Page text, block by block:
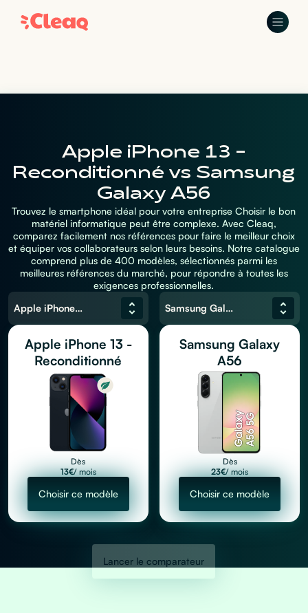
Apple iPhone 13 -
Reconditionné vs Samsung
Galaxy A56
Trouvez le smartphone idéal pour votre entreprise Choisir le bon
matériel informatique peut être complexe. Avec Cleaq,
comparez facilement nos références pour faire le meilleur choix
et équiper vos collaborateurs selon leurs besoins. Notre catalogue
comprend plus de 400 modèles, sélectionnés parmi les
meilleures références du marché, pour répondre à toutes les
exigences professionnelles.
Apple iPhone 13 - Reconditionné
Apple iPhone 13 -
Reconditionné
Dès
13€/ mois
Choisir ce modèle
Lancer le comparateur
Samsung Galaxy A56
Samsung Galaxy
A56
Dès
23€/ mois
Choisir ce modèle